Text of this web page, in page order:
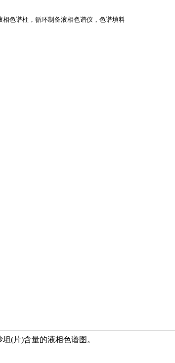
色谱柱，循环制备液相色谱仪，色谱填料
(片)含量的液相色谱图。